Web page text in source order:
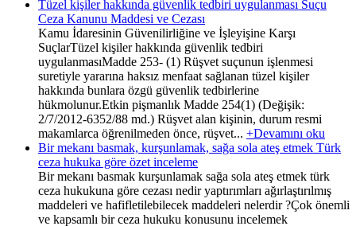
Tüzel kişiler hakkında güvenlik tedbiri uygulanması Suçu
Ceza Kanunu Maddesi ve Cezası
Kamu İdaresinin Güvenilirliğine ve İşleyişine Karşı
SuçlarTüzel kişiler hakkında güvenlik tedbiri
uygulanmasıMadde 253- (1) Rüşvet suçunun işlenmesi
suretiyle yararına haksız menfaat sağlanan tüzel kişiler
hakkında bunlara özgü güvenlik tedbirlerine
hükmolunur.Etkin pişmanlık Madde 254(1) (Değişik:
2/7/2012-6352/88 md.) Rüşvet alan kişinin, durum resmi
makamlarca öğrenilmeden önce, rüşvet... +Devamını oku
Bir mekanı basmak, kurşunlamak, sağa sola ateş etmek Türk
ceza hukuka göre özet inceleme
Bir mekanı basmak kurşunlamak sağa sola ateş etmek türk
ceza hukukuna göre cezası nedir yaptırımları ağırlaştırılmış
maddeleri ve hafifletilebilecek maddeleri nelerdir ?Çok önemli
ve kapsamlı bir ceza hukuku konusunu incelemek